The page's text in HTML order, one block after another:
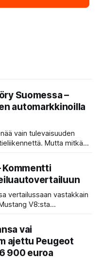
Suomessa –
automarkkinoilla
vain tulevaisuuden
Mutta mitkä
uutuuksilta sopii
tarjontaan ja
Kommentti
vertailussaan vastakkain
V8:sta
KaaraTV otti lehden
perusteella.
vai
ajettu Peugeot
900 euroa